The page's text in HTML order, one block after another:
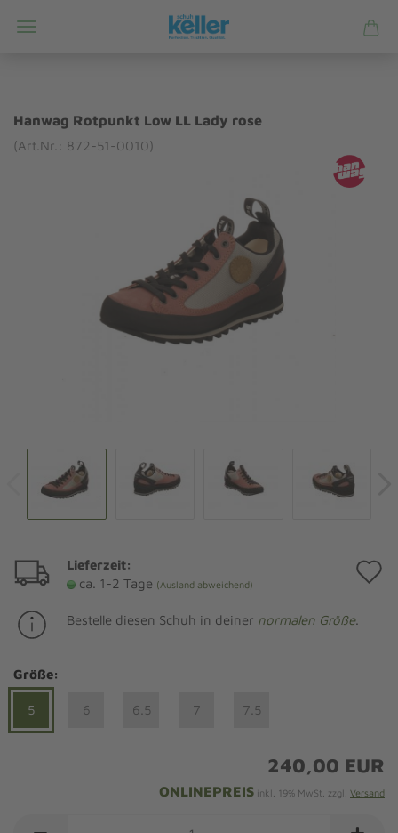
Hanwag Rotpunkt Low LL Lady rose
(Art.Nr.: 872-51-0010)
Lieferzeit:
ca. 1-2 Tage (Ausland abweichend)
Bestelle diesen Schuh in deiner normalen Größe.
Größe:
5 6 6.5 7 7.5
240,00 EUR
ONLINEPREIS inkl. 19% MwSt. zzgl. Versand